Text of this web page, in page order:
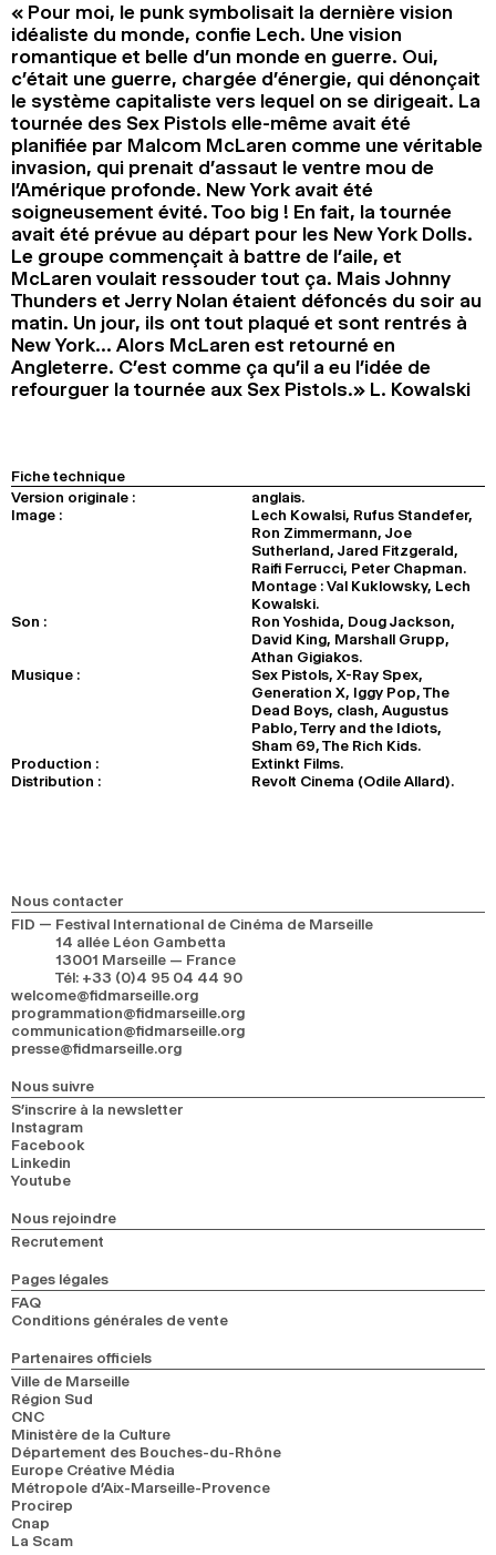
« Pour moi, le punk symbolisait la dernière vision
idéaliste du monde, confie Lech. Une vision
romantique et belle d’un monde en guerre. Oui,
c’était une guerre, chargée d’énergie, qui dénonçait
le système capitaliste vers lequel on se dirigeait. La
tournée des Sex Pistols elle-même avait été
planifiée par Malcom McLaren comme une véritable
invasion, qui prenait d’assaut le ventre mou de
l’Amérique profonde. New York avait été
soigneusement évité. Too big ! En fait, la tournée
avait été prévue au départ pour les New York Dolls.
Le groupe commençait à battre de l’aile, et
McLaren voulait ressouder tout ça. Mais Johnny
Thunders et Jerry Nolan étaient défoncés du soir au
matin. Un jour, ils ont tout plaqué et sont rentrés à
New York… Alors McLaren est retourné en
Angleterre. C’est comme ça qu’il a eu l’idée de
refourguer la tournée aux Sex Pistols.» L. Kowalski
Fiche technique
Version originale :
anglais.
Image :
Lech Kowalsi, Rufus Standefer,
Ron Zimmermann, Joe
Sutherland, Jared Fitzgerald,
Raifi Ferrucci, Peter Chapman.
Montage : Val Kuklowsky, Lech
Kowalski.
Son :
Ron Yoshida, Doug Jackson,
David King, Marshall Grupp,
Athan Gigiakos.
Musique :
Sex Pistols, X-Ray Spex,
Generation X, Iggy Pop, The
Dead Boys, clash, Augustus
Pablo, Terry and the Idiots,
Sham 69, The Rich Kids.
Production :
Extinkt Films.
Distribution :
Revolt Cinema (Odile Allard).
Nous contacter
FID — Festival International de Cinéma de Marseille
14 allée Léon Gambetta
13001 Marseille — France
Tél: +33 (0)4 95 04 44 90
welcome@fidmarseille.org
programmation@fidmarseille.org
communication@fidmarseille.org
presse@fidmarseille.org
Nous suivre
S’inscrire à la newsletter
Instagram
Facebook
Linkedin
Youtube
Nous rejoindre
Recrutement
Pages légales
FAQ
Conditions générales de vente
Partenaires officiels
Ville de Marseille
Région Sud
CNC
Ministère de la Culture
Département des Bouches-du-Rhône
Europe Créative Média
Métropole d’Aix-Marseille-Provence
Procirep
Cnap
La Scam